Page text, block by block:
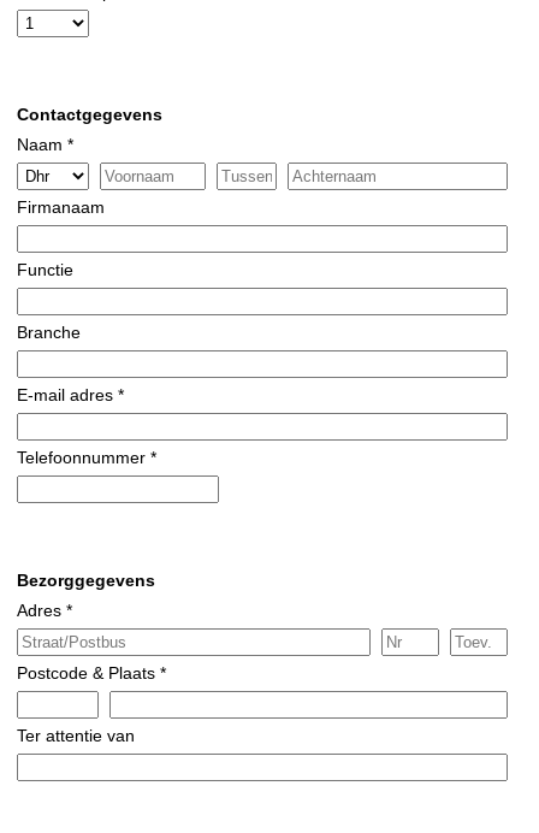
Contactgegevens
Naam *
Firmanaam
Functie
Branche
E-mail adres *
Telefoonnummer *
Bezorggegevens
Adres *
Postcode & Plaats *
Ter attentie van